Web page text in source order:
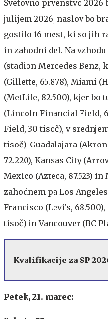
Svetovno prvenstvo 2026
julijem 2026, naslov bo
gostilo 16 mest, ki so jih
in zahodni del. Na
(stadion Mercedes Benz,
(Gillette, 65.878), Miami
(MetLife, 82.500), kjer bo
(Lincoln Financial Field,
Field, 30 tisoč), v
tisoč), Guadalajara
72.220), Kansas City
Mexico (Azteca, 87.523) in
zahodnem pa Los Angeles
Francisco (Levi's,
tisoč) in Vancouver (BC
Kvalifikacije za SP
Petek, 21. marec: